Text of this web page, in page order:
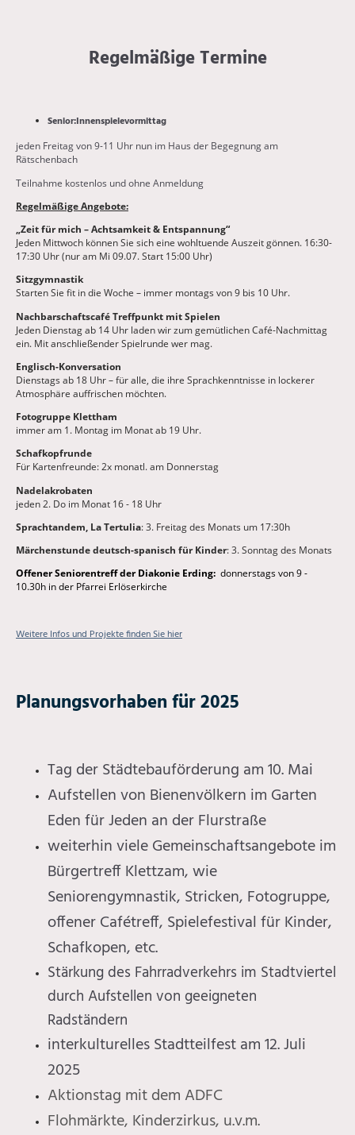
Regelmäßige Termine
Senior:Innenspielevormittag
jeden Freitag von 9-11 Uhr nun im Haus der Begegnung am
Rätschenbach
Teilnahme kostenlos und ohne Anmeldung
Regelmäßige Angebote:
„Zeit für mich – Achtsamkeit & Entspannung“
Jeden Mittwoch können Sie sich eine wohltuende Auszeit gönnen. 16:30-
17:30 Uhr (nur am Mi 09.07. Start 15:00 Uhr)
Sitzgymnastik
Starten Sie fit in die Woche – immer montags von 9 bis 10 Uhr.
Nachbarschaftscafé Treffpunkt mit Spielen
Jeden Dienstag ab 14 Uhr laden wir zum gemütlichen Café-Nachmittag
ein. Mit anschließender Spielrunde wer mag.
Englisch-Konversation
Dienstags ab 18 Uhr – für alle, die ihre Sprachkenntnisse in lockerer
Atmosphäre auffrischen möchten.
Fotogruppe Klettham
immer am 1. Montag im Monat ab 19 Uhr.
Schafkopfrunde
Für Kartenfreunde: 2x monatl. am Donnerstag
Nadelakrobaten
jeden 2. Do im Monat 16 - 18 Uhr
Sprachtandem, La Tertulia: 3. Freitag des Monats um 17:30h
Märchenstunde deutsch-spanisch für Kinder: 3. Sonntag des Monats
Offener Seniorentreff der Diakonie Erding: donnerstags von 9 -
10.30h in der Pfarrei Erlöserkirche
Weitere Infos und Projekte finden Sie hier
Planungsvorhaben für 2025
Tag der Städtebauförderung am 10. Mai
Aufstellen von Bienenvölkern im Garten
Eden für Jeden an der Flurstraße
weiterhin viele Gemeinschaftsangebote im
Bürgertreff Klettzam, wie
Seniorengymnastik, Stricken, Fotogruppe,
offener Cafétreff, Spielefestival für Kinder,
Schafkopen, etc.
Stärkung des Fahrradverkehrs im Stadtviertel
durch Aufstellen von geeigneten
Radständern
interkulturelles Stadtteilfest am 12. Juli
2025
Aktionstag mit dem ADFC
Flohmärkte, Kinderzirkus, u.v.m.